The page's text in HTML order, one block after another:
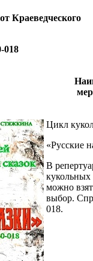
Краеведческого
018
Цикл
«Русские
В
кукольных
можно
выбор.
018.